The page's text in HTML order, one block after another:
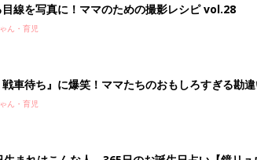
目線を写真に！ママのための撮影レシピ vol.28
ん・育児
戦車待ち』に爆笑！ママたちのおもしろすぎる勘
ん・育児